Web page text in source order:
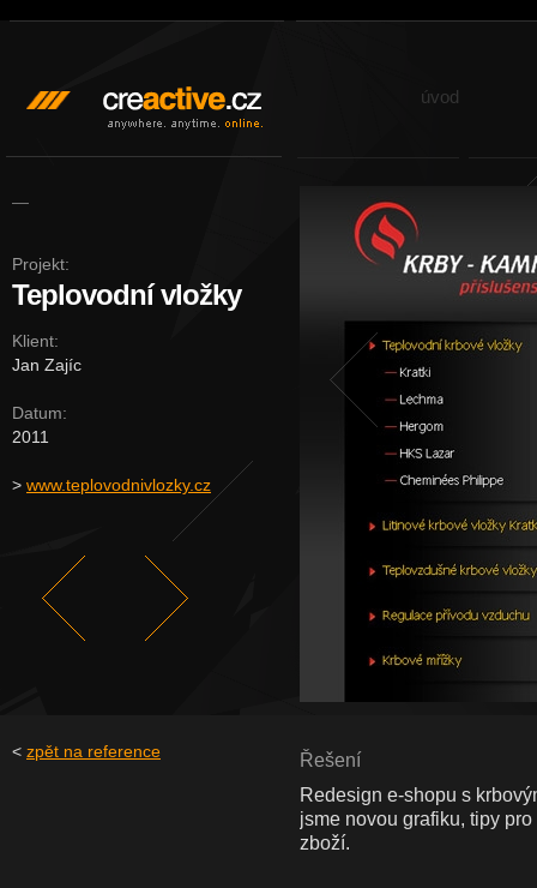
internetový marketing
úvod
—
Projekt:
Teplovodní vložky
Klient:
Jan Zajíc
Datum:
2011
> www.teplovodnivlozky.cz
< zpět na reference Řešení
Redesign e-shopu s
jsme novou grafiku, tipy
zboží.